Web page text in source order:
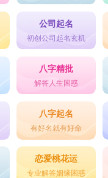
公司起名
初创公司起名玄机
八字精批
解答人生困惑
八字起名
有好名就有好命
恋爱桃花运
专业解答姻缘困惑